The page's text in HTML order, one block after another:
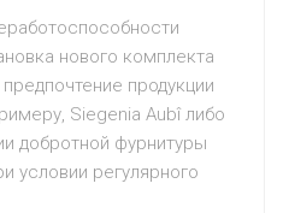
нового комплекта
продукции
Siegenia Aubî либо
добротной фурнитуры
условии регулярного